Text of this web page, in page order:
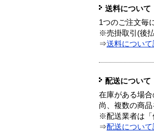
送料について
1つのご注文毎
※売掛取引(後
⇒送料につい
配送について
在庫がある場
尚、複数の商
※配送業者は「
⇒配送につい